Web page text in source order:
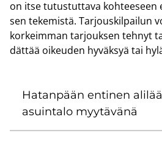
on itse tu­tus­tut­ta­va
sen te­ke­mis­tä. Tar­jous­kil­pai­lun
kor­keim­man tar­jouk­sen teh­nyt
dät­tää oi­keu­den hy­väk­syä tai
Ha­tan­pään en­ti­nen
asuin­ta­lo myy­tä­vä­nä